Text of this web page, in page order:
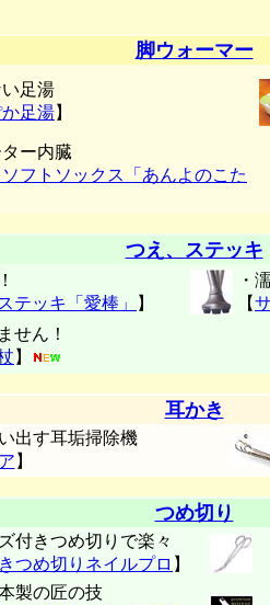
脚ウォーマー
い足湯
足湯】
ー内臓
フトソックス「あんよのこた
つえ、ステッキ
テッキ「愛棒」 】
・
【
せん！
】
耳かき
出す耳垢掃除機
】
つめ切り
付きつめ切りで楽々
つめ切りネイルプロ 】
製の匠の技